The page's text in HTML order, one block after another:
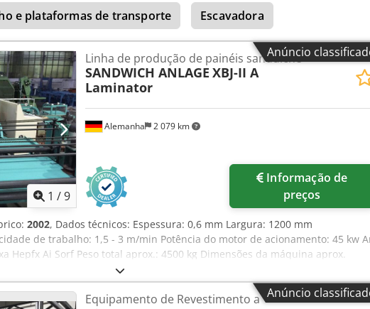
e plataformas de transporte
Escavadora
Anúncio
1 /9
Alemanha 2 079 km
Linha de produção de painéis sanduíche
SANDWICH ANLAGE XBJ-II A
Laminator
preços
2002, Dados técnicos: Espessura: 0,6 mm Largura: 1200 mm
de trabalho: 1,5 - 3 m/min Potência do motor de acionamento: 45 kw
Hepfx Ai Sorf Peso total aprox.: 4500 kg Dimensões da máquina aprox.
m m A nossa oferta inclui 2 peças de MÁQUINAS DE ACABAMENTO DE
O sistema é particularmente adequado para a produção de painéis
por um sistema de alimentação (correia transportadora) para o
Anúncio
Equipamento de Revestimento a